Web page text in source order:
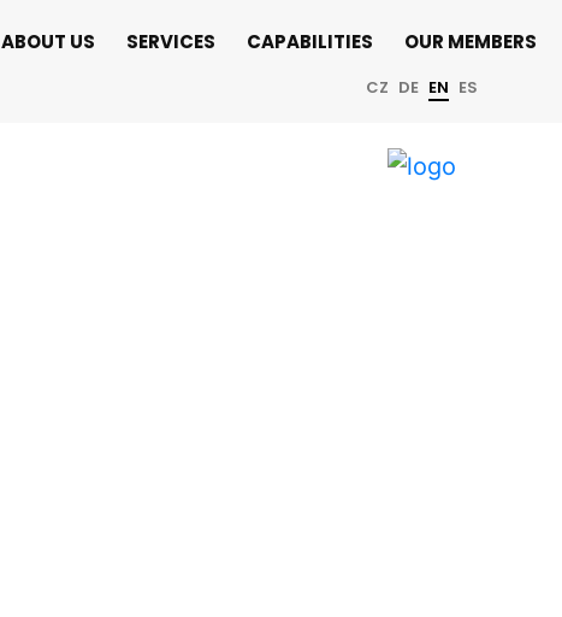
ABOUT US SERVICES CAPABILITIES OUR MEMBERS
CZ DE EN ES